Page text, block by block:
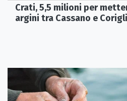
Crati, 5,5 milioni per
argini tra Cassano e